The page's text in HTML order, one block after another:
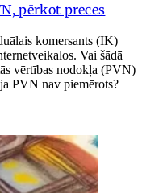
pērkot preces
komersants (IK)
Vai šādā
vērtības nodokļa (PVN)
PVN nav piemērots?